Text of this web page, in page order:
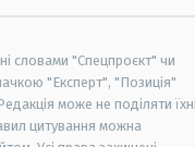
словами "Спецпроєкт" чи
"Експерт", "Позиція"
може не поділяти
цитування можна